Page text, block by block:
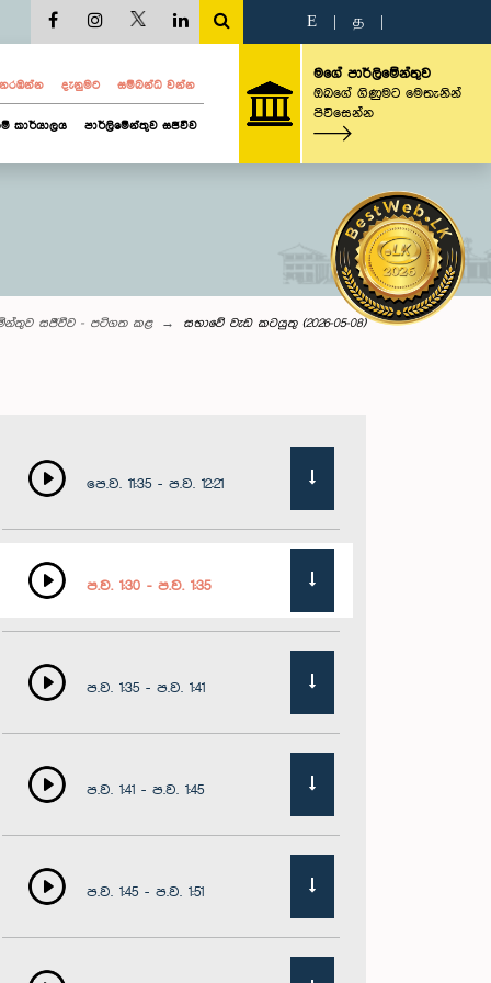
E த
දැනුමට සම්බන්ධ වන්න
කාර්යාලය පාර්ලිමේන්තුව සජීවීව
මගේ පාර්ලිමේන්තුව
ඔබගේ ගිණුමට මෙතැනින්
පිවිසෙන්න
සජීවීව - පටිගත කළ සභාවේ වැඩ කටයුතු (2026-05-08)
පෙ.ව. 11:35 - ප.ව. 12:21
ප.ව. 1:30 - ප.ව. 1:35
ප.ව. 1:35 - ප.ව. 1:41
ප.ව. 1:41 - ප.ව. 1:45
ප.ව. 1:45 - ප.ව. 1:51